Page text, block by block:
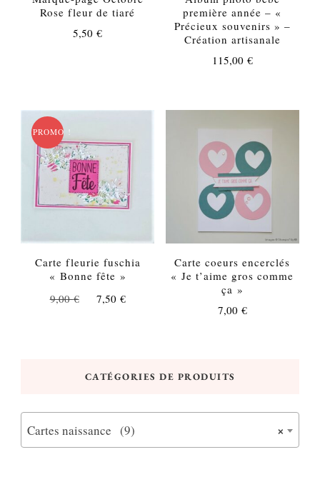
Rose fleur de tiaré
5,50€
première année – «
Précieux souvenirs » –
Création artisanale
115,00 €
PROMO !
Carte fleurie fuschia
« Bonne fête »
9,00€
Le7,50 €
Carte coeurs encerclés
« Je t’aime gros comme
ça »
7,00 €
CATÉGORIES DE PRODUITS
×
Cartes naissance (9)